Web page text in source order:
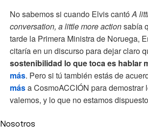
No sabemos si cuando Elvis cantóA
conversation, a little more actionsabía
tarde la Primera Ministra de Noruega,
citaría en un discurso para dejar claro
sostenibilidad lo que toca es hablar
más. Pero si tú también estás de
mása CosmoACCIÓN para demostrar
valemos, y lo que no estamos
Nosotros